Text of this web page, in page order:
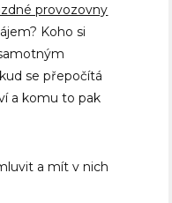
provozovny
Koho si
se přepočítá
a komu to pak
a mít v nich